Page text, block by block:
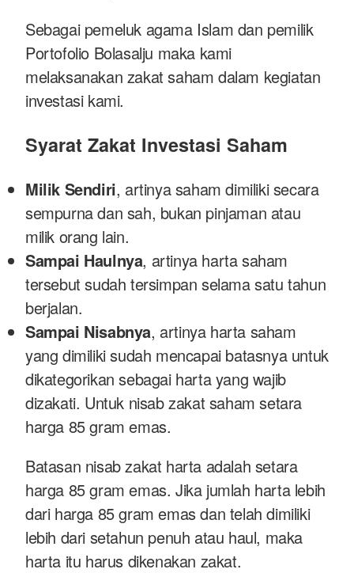
Sebagai pemeluk agama Islam dan pemilik
Portofolio Bolasalju maka kami
melaksanakan zakat saham dalam kegiatan
investasi kami.
Syarat Zakat Investasi Saham
Milik Sendiri, artinya saham dimiliki secara
sempurna dan sah, bukan pinjaman atau
milik orang lain.
Sampai Haulnya, artinya harta saham
tersebut sudah tersimpan selama satu tahun
berjalan.
Sampai Nisabnya, artinya harta saham
yang dimiliki sudah mencapai batasnya untuk
dikategorikan sebagai harta yang wajib
dizakati. Untuk nisab zakat saham setara
harga 85 gram emas.
Batasan nisab zakat harta adalah setara
harga 85 gram emas. Jika jumlah harta lebih
dari harga 85 gram emas dan telah dimiliki
lebih dari setahun penuh atau haul, maka
harta itu harus dikenakan zakat.